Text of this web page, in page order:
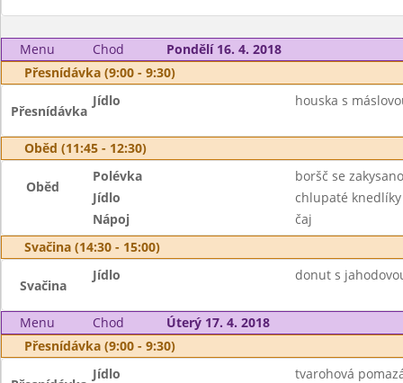
Menu Chod
Pondělí 16. 4. 2018
Přesnídávka (9:00 - 9:30)
Přesnídávka
Jídlo houska s
Oběd (11:45 - 12:30)
Oběd
Polévka
boršč se
Jídlo
chlupaté
Nápoj
čaj
Svačina (14:30 - 15:00)
Svačina
Jídlo donut s
Menu Chod
Úterý 17. 4. 2018
Přesnídávka (9:00 - 9:30)
Jídlo tvarohová